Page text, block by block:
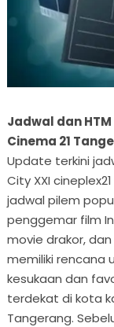
Jadwal dan HTM
Cinema 21
Update terkini
City XXI
jadwal pilem
penggemar film
movie drakor,
memiliki rencana
kesukaan dan
terdekat di kota
Tangerang.